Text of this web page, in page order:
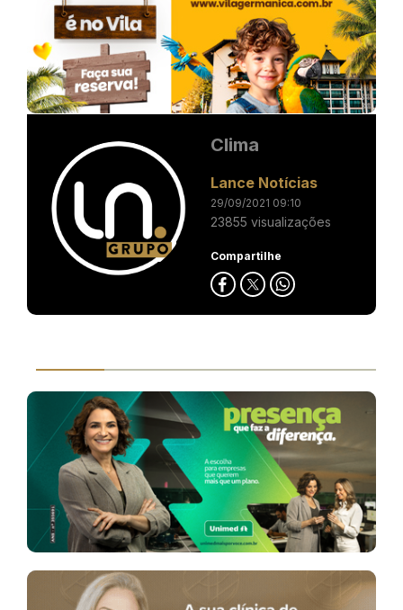
Clima
Lance Notícias
29/09/2021 09:10
23855 visualizações
Compartilhe